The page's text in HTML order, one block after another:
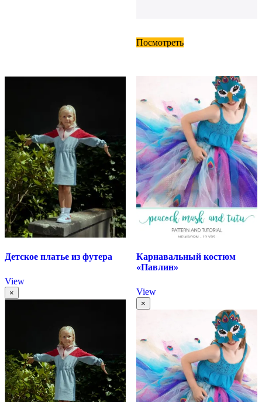
Посмотреть
Детское платье из футера
View
×
Карнавальный костюм
«Павлин»
View
×